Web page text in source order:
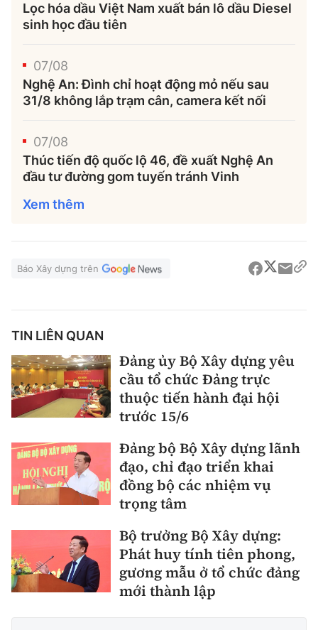
Lọc hóa dầu Việt Nam xuất bán lô dầu Diesel
sinh học đầu tiên
07/08
Nghệ An: Đình chỉ hoạt động mỏ nếu sau
31/8 không lắp trạm cân, camera kết nối
07/08
Thúc tiến độ quốc lộ 46, đề xuất Nghệ An
đầu tư đường gom tuyến tránh Vinh
Xem thêm
Báo Xây dựng trên
TIN LIÊN QUAN
Đảng ủy Bộ Xây dựng yêu
cầu tổ chức Đảng trực
thuộc tiến hành đại hội
trước 15/6
Đảng bộ Bộ Xây dựng lãnh
đạo, chỉ đạo triển khai
đồng bộ các nhiệm vụ
trọng tâm
Bộ trưởng Bộ Xây dựng:
Phát huy tính tiên phong,
gương mẫu ở tổ chức đảng
mới thành lập